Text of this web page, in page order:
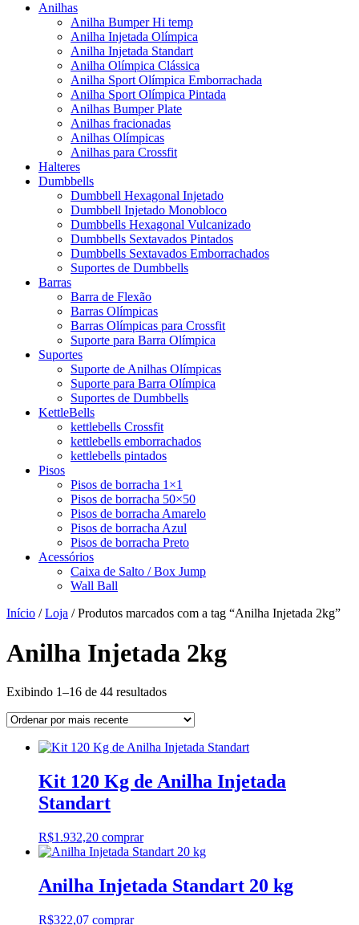
Anilhas
Anilha Bumper Hi temp
Anilha Injetada Olímpica
Anilha Injetada Standart
Anilha Olímpica Clássica
Anilha Sport Olímpica Emborrachada
Anilha Sport Olímpica Pintada
Anilhas Bumper Plate
Anilhas fracionadas
Anilhas Olímpicas
Anilhas para Crossfit
Halteres
Dumbbells
Dumbbell Hexagonal Injetado
Dumbbell Injetado Monobloco
Dumbbells Hexagonal Vulcanizado
Dumbbells Sextavados Pintados
Dumbbells Sextavados Emborrachados
Suportes de Dumbbells
Barras
Barra de Flexão
Barras Olímpicas
Barras Olímpicas para Crossfit
Suporte para Barra Olímpica
Suportes
Suporte de Anilhas Olímpicas
Suporte para Barra Olímpica
Suportes de Dumbbells
KettleBells
kettlebells Crossfit
kettlebells emborrachados
kettlebells pintados
Pisos
Pisos de borracha 1×1
Pisos de borracha 50×50
Pisos de borracha Amarelo
Pisos de borracha Azul
Pisos de borracha Preto
Acessórios
Caixa de Salto / Box Jump
Wall Ball
Início /Loja / Produtos marcados com a tag “Anilha Injetada 2kg”
Anilha Injetada 2kg
Exibindo 1–16 de 44 resultadosClassificado
mais
Kit 120 Kg de Anilha Injetada
Standart
R$1.932,20 comprar
Anilha Injetada Standart 20 kg
R$322,07 comprar